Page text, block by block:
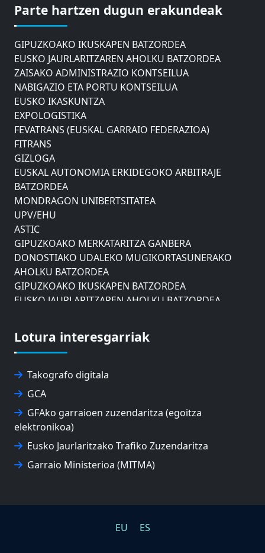
Parte hartzen dugun erakundeak
DONOSTIAKO UDALEKO MUGIKORTASUNERAKO
AHOLKU BATZORDEA
GIPUZKOAKO IKUSKAPEN BATZORDEA
EUSKO JAURLARITZAREN AHOLKU BATZORDEA
ZAISAKO ADMINISTRAZIO KONTSEILUA
NABIGAZIO ETA PORTU KONTSEILUA
EUSKO IKASKUNTZA
EXPOLOGISTIKA
FEVATRANS (EUSKAL GARRAIO FEDERAZIOA)
FITRANS
GIZLOGA
EUSKAL AUTONOMIA ERKIDEGOKO ARBITRAJE
BATZORDEA
MONDRAGON UNIBERTSITATEA
UPV/EHU
ASTIC
GIPUZKOAKO MERKATARITZA GANBERA
DONOSTIAKO UDALEKO MUGIKORTASUNERAKO
AHOLKU BATZORDEA
GIPUZKOAKO IKUSKAPEN BATZORDEA
EUSKO JAURLARITZAREN AHOLKU BATZORDEA
EUSKO IKASKUNTZA
EXPOLOGISTIKA
FITRANS
GIZLOGA
EUSKAL AUTONOMIA ERKIDEGOKO ARBITRAJE
BATZORDEA
UPV/EHU
Lotura interesgarriak
Takografo digitala
GCA
GFAko garraioen zuzendaritza (egoitza
elektronikoa)
Eusko Jaurlaritzako Trafiko Zuzendaritza
Garraio Ministerioa (MITMA)
EU ES